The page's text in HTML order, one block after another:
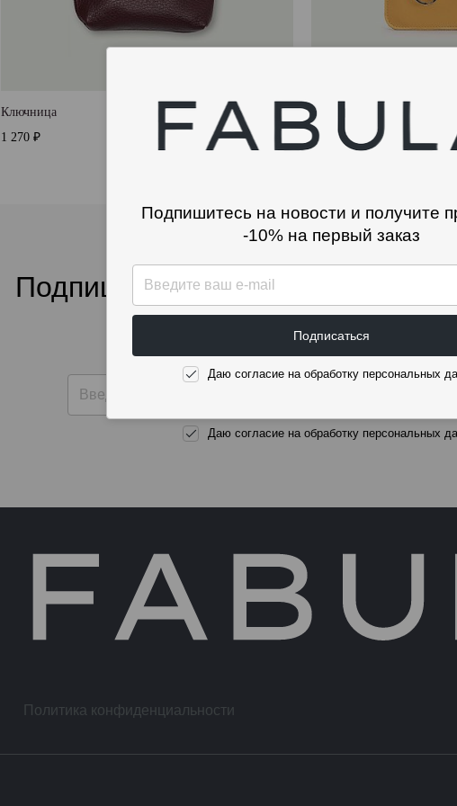
Ключница
1 270 ₽
КЛЮЧНИЦА
1 070 ₽
Подпишитесь на новости и
-10% на первый
Даю согласие на обработку персональных
Политика конфиденциальности
Подпишитесь на новости и получите
-10% на первый заказ
Подписаться
Даю согласие на обработку персональных